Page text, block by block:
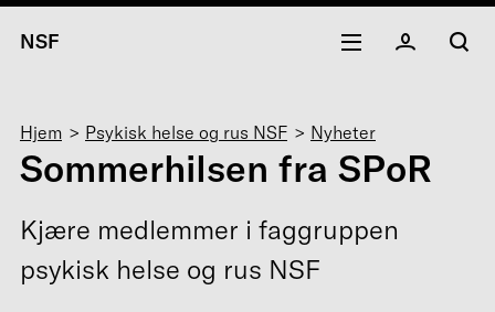
NSF
Navigasjonssti
Hjem Psykisk helse og rus NSF Nyheter
Sommerhilsen fra SPoR
Kjære medlemmer i faggruppen
psykisk helse og rus NSF